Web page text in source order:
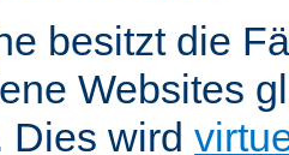
besitzt die
Websites
Dies wird